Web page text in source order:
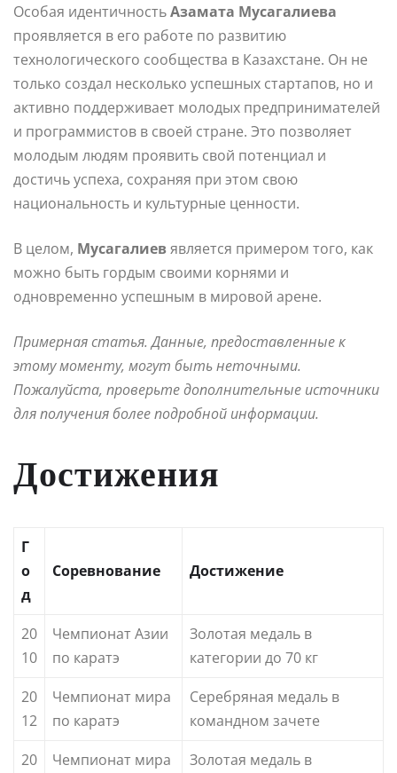
Особая идентичностьАзамата Мусагалиева
проявляется в его работе по развитию
технологического сообщества в Казахстане. Он не
только создал несколько успешных стартапов, но и
активно поддерживает молодых предпринимателей
и программистов в своей стране. Это позволяет
молодым людям проявить свой потенциал и
достичь успеха, сохраняя при этом свою
национальность и культурные ценности.
В целом, Мусагалиевявляется примером того, как
можно быть гордым своими корнями и
одновременно успешным в мировой арене.
Примерная статья. Данные, предоставленные к
этому моменту, могут быть неточными.
Пожалуйста, проверьте дополнительные источники
для получения более подробной информации.
Достижения
Г
о
д
Соревнование Достижение
20
10
Чемпионат Азии
по каратэ
Золотая медаль в
категории до 70 кг
20
12
Чемпионат мира
по каратэ
Серебряная медаль в
командном зачете
20
Чемпионат мира
Золотая медаль в